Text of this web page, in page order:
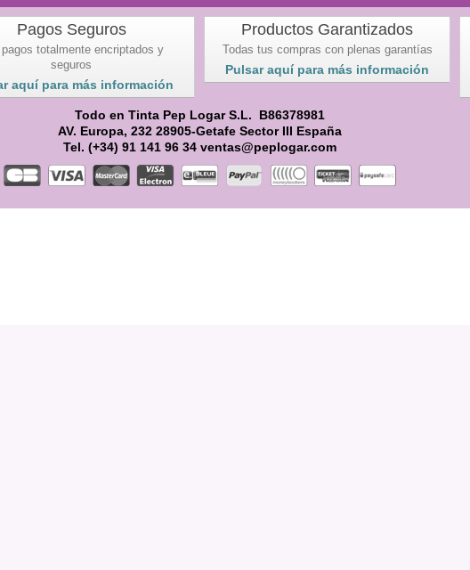
Pagos Seguros
totalmente encriptados y
seguros
aquí para más información
Productos Garantizados
Todas tus compras con plenas garantías
Pulsar aquí para más información
Todo en Tinta Pep Logar S.L. B86378981
AV. Europa, 232 28905-Getafe Sector III España
Tel. (+34) 91 141 96 34 ventas@peplogar.com